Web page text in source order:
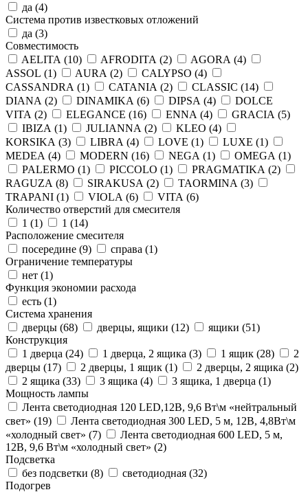
да (4)
Система против известковых отложений
да (3)
Совместимость
AELITA (10) AFRODITA (2) AGORA (4)
ASSOL (1) AURA (2) CALYPSO (4)
CASSANDRA (1) CATANIA (2) CLASSIC (14)
DIANA (2) DINAMIKA (6) DIPSA (4)
DOLCE
VITA (2) ELEGANCE (16) ENNA (4) GRACIA (5)
IBIZA (1) JULIANNA (2) KLEO (4)
KORSIKA (3) LIBRA (4) LOVE (1) LUXE (1)
MEDEA (4) MODERN (16) NEGA (1) OMEGA (1)
PALERMO (1) PICCOLO (1) PRAGMATIKA (2)
RAGUZA (8) SIRAKUSA (2) TAORMINA (3)
TRAPANI (1) VIOLA (6) VITA (6)
Количество отверстий для смесителя
1 (1) 1 (14)
Расположение смесителя
посередине (9) справа (1)
Ограничение температуры
нет (1)
Функция экономии расхода
есть (1)
Система хранения
дверцы (68) дверцы, ящики (12) ящики (51)
Конструкция
1 дверца (24) 1 дверца, 2 ящика (3) 1 ящик (28)
2
дверцы (17) 2 дверцы, 1 ящик (1) 2 дверцы, 2 ящика (2)
2 ящика (33) 3 ящика (4) 3 ящика, 1 дверца (1)
Мощность лампы
Лента светодиодная 120 LED,12В, 9,6 Вт\м «нейтральный
свет» (19)
Лента светодиодная 300 LED, 5 м, 12В, 4,8Вт\м
«холодный свет» (7)
Лента светодиодная 600 LED, 5 м,
12В, 9,6 Вт\м «холодный свет» (2)
Подсветка
без подсветки (8) светодиодная (32)
Подогрев